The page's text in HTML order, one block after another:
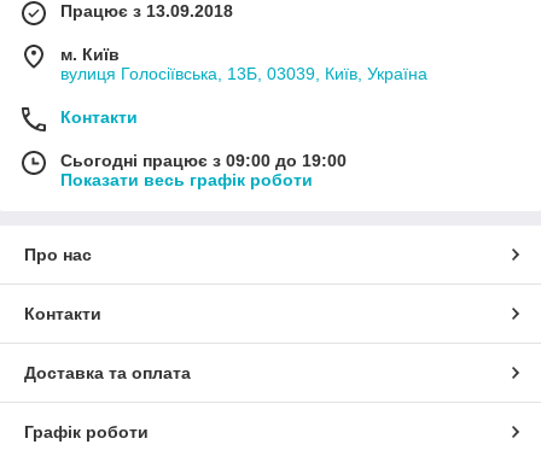
Працює з 13.09.2018
м. Київ
вулиця Голосіївська, 13Б, 03039, Київ, Україна
Контакти
Сьогодні працює з 09:00 до 19:00
Показати весь графік роботи
Про нас
Контакти
Доставка та оплата
Графік роботи